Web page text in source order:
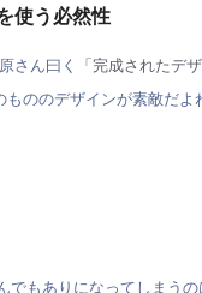
使う必然性
さん曰く
「完成されたデ
ののデザインが素敵だよ
もありになってしまうの